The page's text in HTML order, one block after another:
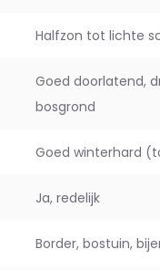
Halfzon tot lichte
Goed doorlatend,
bosgrond
Goed winterhard
Ja, redelijk
Border, bostuin,